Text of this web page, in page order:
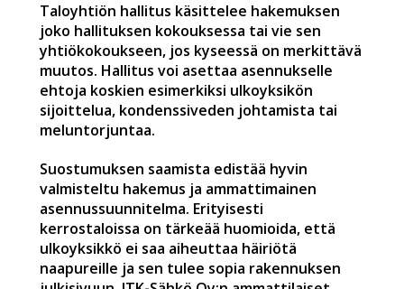
Taloyhtiön hallitus käsittelee hakemuksen
joko hallituksen kokouksessa tai vie sen
yhtiökokoukseen, jos kyseessä on merkittävä
muutos. Hallitus voi asettaa asennukselle
ehtoja koskien esimerkiksi ulkoyksikön
sijoittelua, kondenssiveden johtamista tai
meluntorjuntaa.
Suostumuksen saamista edistää hyvin
valmisteltu hakemus ja ammattimainen
asennussuunnitelma. Erityisesti
kerrostaloissa on tärkeää huomioida, että
ulkoyksikkö ei saa aiheuttaa häiriötä
naapureille ja sen tulee sopia rakennuksen